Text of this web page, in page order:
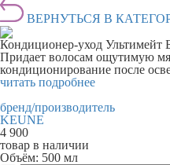
ВЕРНУТЬСЯ В
Кондиционер-уход Ультимейт
Придает волосам ощутимую
кондиционирование после
читать подробнее
бренд/производитель
KEUNE
4 900
товар в наличии
Объём: 500 мл